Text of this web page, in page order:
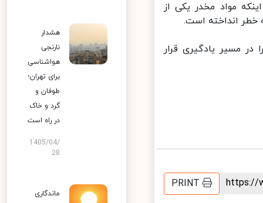
مواد مخدر یکی از
انداخته است.
مسیر یادگیری قرار
PRINT
هشدار
نارنجی
هواشناسی
برای تهران؛
طوفان و
گرد و خاک
در راه است
1405/04/
28
ماندگاری